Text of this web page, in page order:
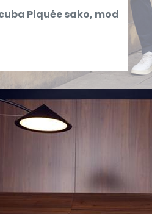
Piquée sako, mod